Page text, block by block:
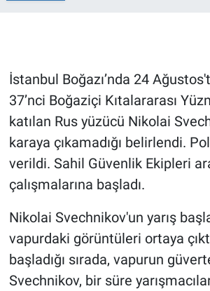
İstanbul Boğazı’nda 24
37’nci Boğaziçi Kıtalararası
katılan Rus yüzücü Nikolai
karaya çıkamadığı belirlendi.
verildi. Sahil Güvenlik Ekipleri
çalışmalarına başladı.
Nikolai Svechnikov'un yarış
vapurdaki görüntüleri ortaya
başladığı sırada, vapurun
Svechnikov, bir süre
Gündem Özel
Günün görüntüsü
Haber
Kimdir
Koronavirüs